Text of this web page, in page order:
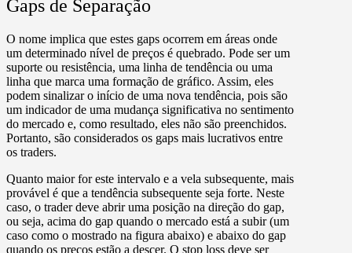
Gaps de Separação
O nome implica que estes gaps ocorrem em áreas onde
um determinado nível de preços é quebrado. Pode ser um
suporte ou resistência, uma linha de tendência ou uma
linha que marca uma formação de gráfico. Assim, eles
podem sinalizar o início de uma nova tendência, pois são
um indicador de uma mudança significativa no sentimento
do mercado e, como resultado, eles não são preenchidos.
Portanto, são considerados os gaps mais lucrativos entre
os traders.
Quanto maior for este intervalo e a vela subsequente, mais
provável é que a tendência subsequente seja forte. Neste
caso, o trader deve abrir uma posição na direção do gap,
ou seja, acima do gap quando o mercado está a subir (um
caso como o mostrado na figura abaixo) e abaixo do gap
quando os preços estão a descer. O stop loss deve ser